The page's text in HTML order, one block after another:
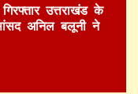
उत्तराखंड के
अनिल बलूनी ने